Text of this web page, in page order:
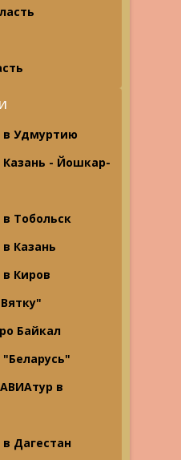
в Удмуртию
Казань - Йошкар-
Тобольск
Казань
Киров
Байкал
в
Дагестан